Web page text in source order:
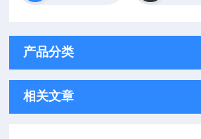
产品分类
相关文章